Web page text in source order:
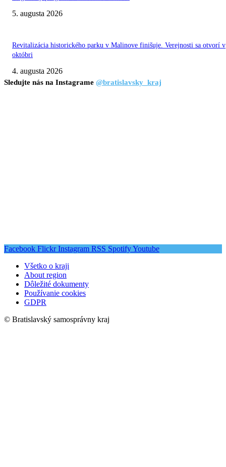
5. augusta 2026
Revitalizácia historického parku v Malinove finišuje. Verejnosti sa otvorí v
októbri
4. augusta 2026
Sledujte nás na Instagrame @bratislavsky_kraj
Facebook Flickr Instagram RSS SpotifyYoutube
Všetko o kraji
About region
Dôležité dokumenty
Používanie cookies
GDPR
© Bratislavský samosprávny kraj